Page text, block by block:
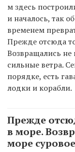
м здесь
и началось, так
временем
Прежде отсюда
Возвращались не
сильные ветра.
порядке, есть
лодки и корабли.
Прежде
в море.
море